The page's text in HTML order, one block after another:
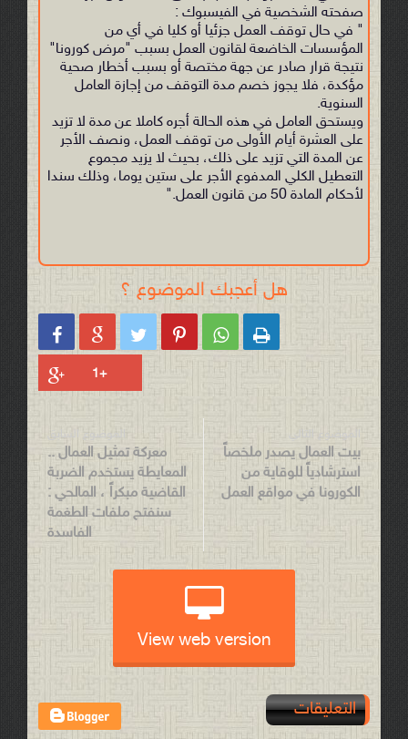
صفحته الشخصية في الفيسبوك :
" في حال توقف العمل جزئيا أو كليا في أي من
المؤسسات الخاضعة لقانون العمل بسبب "مرض كورونا"
نتيجة قرار صادر عن جهة مختصة أو بسبب أخطار صحية
مؤكدة، فلا يجوز خصم مدة التوقف من إجازة العامل
السنوية.
ويستحق العامل في هذه الحالة أجره كاملا عن مدة لا تزيد
على العشرة أيام الأولى من توقف العمل، ونصف الأجر
عن المدة التي تزيد على ذلك، بحيث لا يزيد مجموع
التعطيل الكلي المدفوع الأجر على ستين يوما، وذلك سندا
لأحكام المادة 50 من قانون العمل."
هل أعجبك الموضوع ؟
     
الموضوع التالي
بيت العمال يصدر ملخصاً
استرشادياً للوقاية من
الكورونا في مواقع العمل
الموضوع السابق
معركة تمثيل العمال ..
المعايطة يستخدم الضربة
القاضية مبكراً ، المالحي :
سنفتح ملفات الطغمة
الفاسدة
View web version
التعليقات